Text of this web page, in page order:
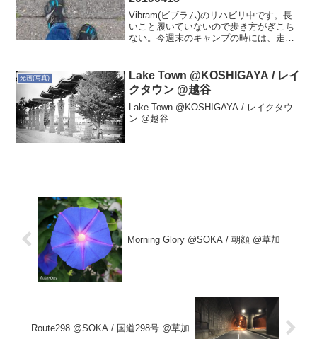
Vibram(ビブラム)のリハビリ中です。長
いこと履いていないので歩き方がぎこち
ない。今週末のキャンプの時には、走れ
光画(写真)
Lake Town @KOSHIGAYA / レイ
クタウン @越谷
Lake Town @KOSHIGAYA / レイクタウ
ン @越谷
Morning Glory @SOKA / 朝顔 @草加
Route298 @SOKA / 国道298号 @草加